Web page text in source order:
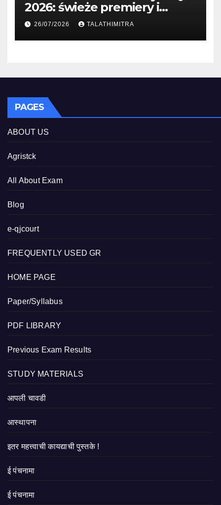
2026: świeże premiery i
studia
26/07/2026 TALATHIMITRA
PAGES
ABOUT US
Agristck
All About Exam
Blog
e-qjcourt
FREQUENTLY USED GR
HOME PAGE
Paper/Syllabus
PDF LIBRARY
Previous Exam Results
STUDY MATERIALS
आपली चावडी
आस्थापना
इतर महत्त्वाची कायद्याची पुस्तके !
ई पंचनामा
ई पंचनामा